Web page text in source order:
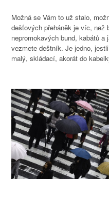
Možná se Vám to už stalo,
dešťových přeháněk je víc, než
nepromokavých bund, kabátů
vezmete deštník. Je jedno,
malý, skládací, akorát do